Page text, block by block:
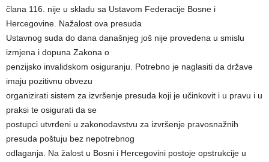
člana 116. nije u skladu sa Ustavom Federacije Bosne i
Hercegovine. Nažalost ova presuda
Ustavnog suda do dana današnjeg još nije provedena u smislu
izmjena i dopuna Zakona o
penzijsko invalidskom osiguranju. Potrebno je naglasiti da države
imaju pozitivnu obvezu
organizirati sistem za izvršenje presuda koji je učinkovit i u pravu i u
praksi te osigurati da se
postupci utvrđeni u zakonodavstvu za izvršenje pravosnažnih
presuda poštuju bez nepotrebnog
odlaganja. Na žalost u Bosni i Hercegovini postoje opstrukcije u